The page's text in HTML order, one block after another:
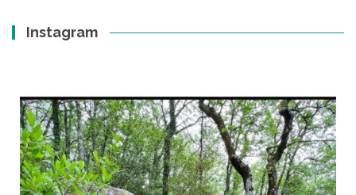
Instagram